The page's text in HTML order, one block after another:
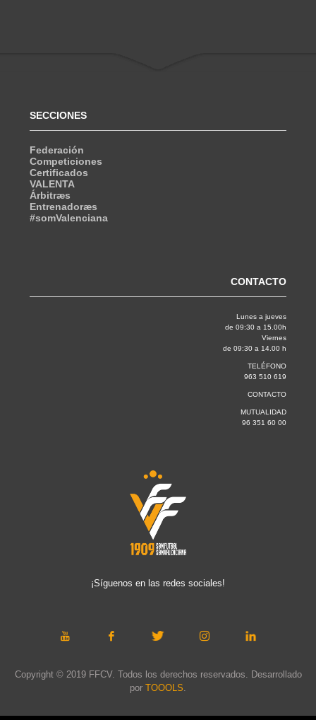
SECCIONES
Federación
Competiciones
Certificados
VALENTA
Árbitræs
Entrenadoræs
#somValenciana
CONTACTO
Lunes a jueves
de 09:30 a 15.00h
Viernes
de 09:30 a 14.00 h
TELÉFONO
963 510 619
CONTACTO
MUTUALIDAD
96 351 60 00
¡Síguenos en las redes sociales!
Copyright © 2019 FFCV. Todos los derechos reservados. Desarrollado
por TOOOLS.